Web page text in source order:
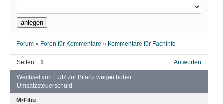
Forum » Foren für Kommentare » Kommentare für Fachinfo
Seiten: 1 Antworten
Wechsel von EÜR zur Bilanz wegen hoher
Umsatzsteuerschuld
MrFibu